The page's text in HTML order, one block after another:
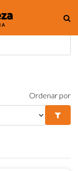
Ordenar por